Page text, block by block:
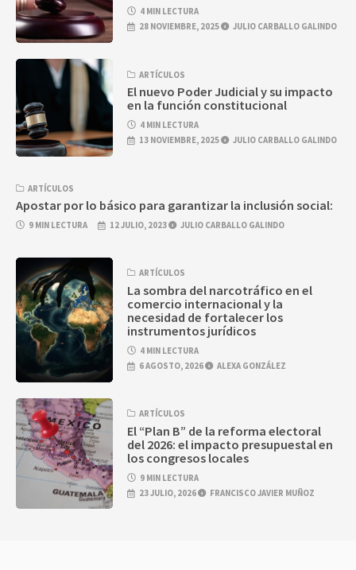
4 MIN LECTURA
28 NOVIEMBRE, 2025
JULIO CARBALLO GALINDO
ARTÍCULOS
El nuevo Poder Judicial y su impacto
en la función constitucional
4 MIN LECTURA
13 NOVIEMBRE, 2025
JULIO CARBALLO GALINDO
ARTÍCULOS
Apostar por lo básico para garantizar la inclusión social:
9 MIN LECTURA 12 JULIO, 2023 JULIO CARBALLO GALINDO
ARTÍCULOS
La sombra del narcotráfico en el
comercio internacional y la
necesidad de fortalecer los
instrumentos jurídicos
4 MIN LECTURA
6 AGOSTO, 2026
ALEXA GONZÁLEZ
ARTÍCULOS
El “Plan B” de la reforma electoral
del 2026: el impacto presupuestal en
los congresos locales
9 MIN LECTURA
23 JULIO, 2026
FRANCISCO JAVIER MUÑOZ